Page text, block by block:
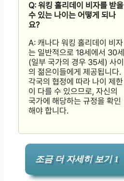
Q: 워킹 홀리데이 비자를 받을
수 있는 나이는 어떻게 되나
요?
A: 캐나다 워킹 홀리데이 비자
는 일반적으로 18세에서 30세
(일부 국가의 경우 35세) 사이
의 젊은이들에게 제공됩니다.
각국의 협정에 따라 나이 제한
이 다를 수 있으므로, 자신의
국가에 해당하는 규정을 확인
해야 합니다.
조금 더 자세히 보기 1